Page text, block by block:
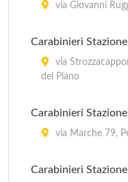
via Giovanni
Carabinieri
via
del Piano
Carabinieri
via Marche 79,
Carabinieri